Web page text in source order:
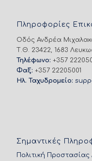
Πληροφορίες
Οδός Ανδρέα
Τ.Θ. 23422, 1683
Τηλέφωνο: +357
Φαξ: +357 22205001
Ηλ. Ταχυδρομείο:
Σημαντικές
Πολιτική